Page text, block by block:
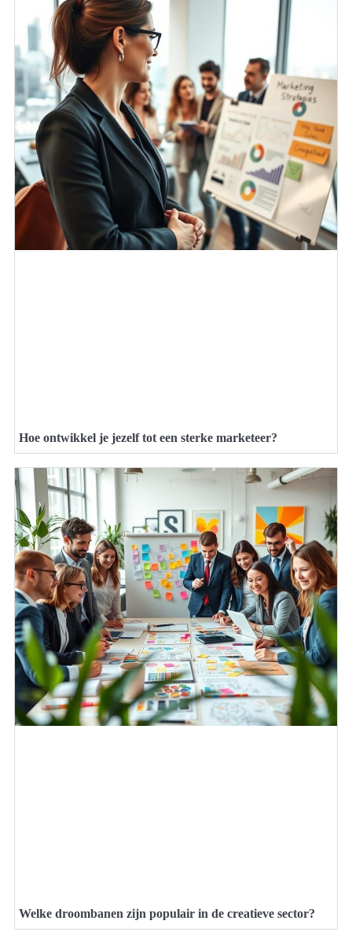
Hoe ontwikkel je jezelf tot een sterke marketeer?
Welke droombanen zijn populair in de creatieve sector?